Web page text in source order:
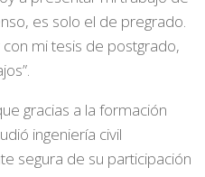
es solo el de pregrado.
mi tesis de postgrado,
gracias a la formación
ingeniería civil
segura de su participación